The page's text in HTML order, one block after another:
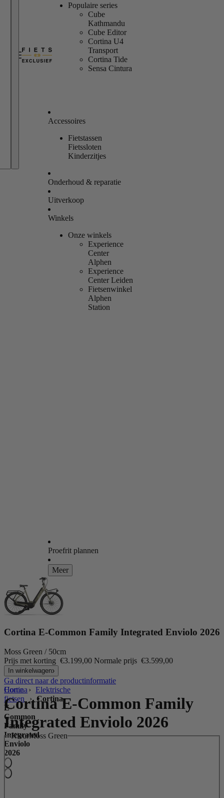
Populaire series
Cube
Kathmandu
Cube Editor
Cortina U4
Transport
Cortina Tide
Sensa Cintura
Accessoires
Fietstassen
Fietssloten
Kinderzitjes
Onderhoud & reparatie
Uitverkoop
Winkels
Onze winkels
Experience
Center
Alphen
Experience
Center Leiden
Fietsenwinkel
Alphen
Station
Proefrit plannen
Meer
Bestellingen
Profiel
Cortina E-Common Family Integrated Enviolo 2026
Moss Green / 50cm
Prijs met korting €3.199,00 Normale prijs €3.599,00
In winkelwagen
Ga direct naar de productinformatie
Home
› Elektrische
fietsen
›
Cortina
E-
Common
Family
Integrated
Enviolo
2026
Cortina
Cortina E-Common Family
Integrated Enviolo 2026
KleurMoss Green